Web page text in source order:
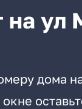
на ул
дома